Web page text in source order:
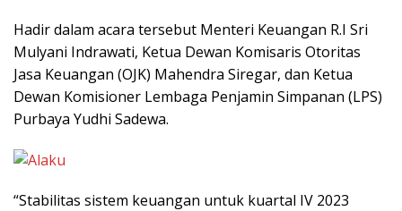
Hadir dalam acara tersebut Menteri Keuangan R.I Sri
Mulyani Indrawati, Ketua Dewan Komisaris Otoritas
Jasa Keuangan (OJK) Mahendra Siregar, dan Ketua
Dewan Komisioner Lembaga Penjamin Simpanan (LPS)
Purbaya Yudhi Sadewa.
“Stabilitas sistem keuangan untuk kuartal IV 2023